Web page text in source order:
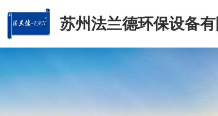
苏州法兰德环保设备